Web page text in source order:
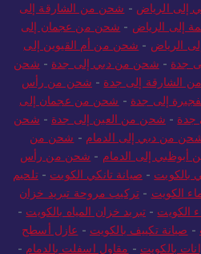
إلى الرياض - شحن من الشارقة إلى
إلى الرياض - شحن من عجمان إلى
الرياض - شحن من أم القيوين إلى
جدة - شحن من دبي إلى جدة - شحن
الشارقة إلى جدة - شحن من رأس
إلى جدة - شحن من عجمان إلى
جدة - شحن من العين إلى جدة - شحن
من دبي إلى الدمام - شحن من
إلى الدمام - شحن من رأس
بالكويت - صيانة تانكي الكويت -تلحيم
الكويت - تركيب مروحة تبريد خزان
الكويت - تبريد خزان المياه بالكويت -
- صيانة تكييف بالكويت - عازل أسطح
بالكويت - مقاول اسفلت بالدمام -